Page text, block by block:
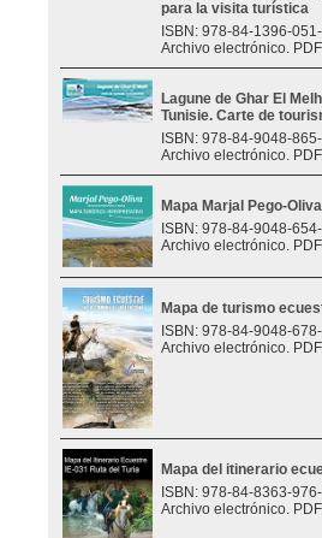
para la visita turística
ISBN: 978-84-1396-
Archivo electrónico.
Lagune de Ghar El
Tunisie. Carte de
ISBN: 978-84-9048-
Archivo electrónico.
Mapa Marjal Pego-Oliva
ISBN: 978-84-9048-
Archivo electrónico.
Mapa de turismo
ISBN: 978-84-9048-
Archivo electrónico.
Mapa del itinerario
ISBN: 978-84-8363-
Archivo electrónico.